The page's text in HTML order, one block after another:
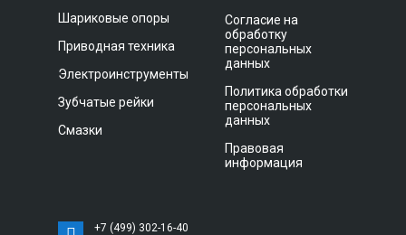
Шариковые опоры
Приводная техника
Электроинструменты
Зубчатые рейки
Смазки
Согласие на
обработку
персональных
данных
Политика обработки
персональных
данных
Правовая
информация
+7 (499) 302-16-40